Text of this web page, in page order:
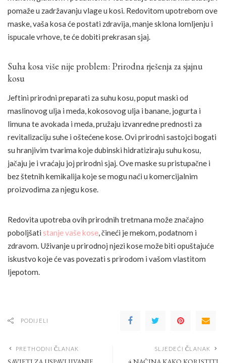
pomaže u zadržavanju vlage u kosi. Redovitom upotrebom ove
maske, vaša kosa će postati zdravija, manje sklona lomljenju i
ispucale vrhove, te će dobiti prekrasan sjaj.
Suha kosa više nije problem: Prirodna rješenja za sjajnu
kosu
Jeftini prirodni preparati za suhu kosu, poput maski od
maslinovog ulja i meda, kokosovog ulja i banane, jogurta i
limuna te avokada i meda, pružaju izvanredne prednosti za
revitalizaciju suhe i oštećene kose. Ovi prirodni sastojci bogati
su hranjivim tvarima koje dubinski hidratiziraju suhu kosu,
jačaju je i vraćaju joj prirodni sjaj. Ove maske su pristupačne i
bez štetnih kemikalija koje se mogu naći u komercijalnim
proizvodima za njegu kose.
Redovita upotreba ovih prirodnih tretmana može značajno
poboljšati stanje vaše kose, čineći je mekom, podatnom i
zdravom. Uživanje u prirodnoj njezi kose može biti opuštajuće
iskustvo koje će vas povezati s prirodom i vašom vlastitom
ljepotom.
PODIJELI
PRETHODNI ČLANAK SLJEDEĆI ČLANAK